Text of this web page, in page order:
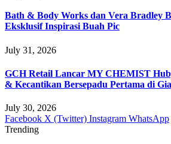
Bath & Body Works dan Vera Bradley
Eksklusif Inspirasi Buah Pic
July 31, 2026
GCH Retail Lancar MY CHEMIST
& Kecantikan Bersepadu Pertama di
July 30, 2026
Facebook X (Twitter) Instagram WhatsApp
Trending